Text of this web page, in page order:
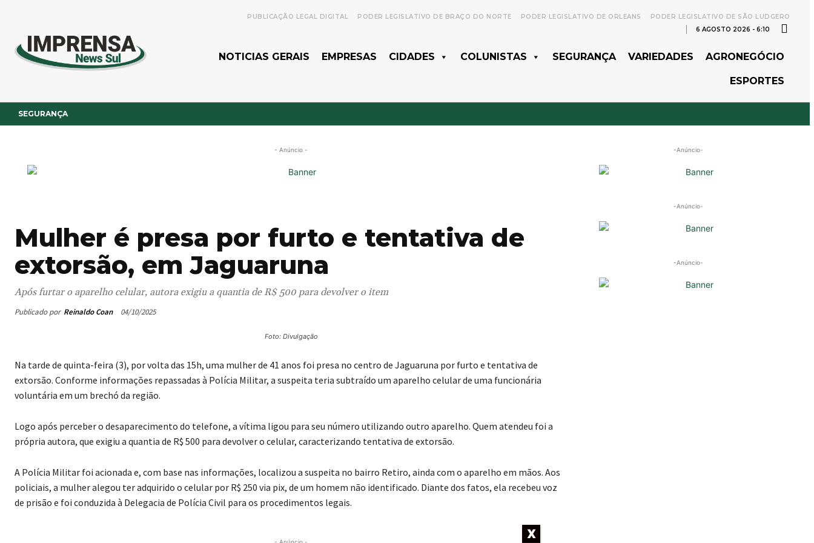
PUBLICAÇÃO LEGAL DIGITAL PODER LEGISLATIVO DE BRAÇO DO NORTE PODER LEGISLATIVO DE ORLEANS
PODER LEGISLATIVO DE SÃO LUDGERO
6 AGOSTO 2026 - 6:10
NOTICIAS GERAIS EMPRESAS CIDADES COLUNISTAS SEGURANÇA VARIEDADES AGRONEGÓCIO
ESPORTES
SEGURANÇA
- Anúncio -
Mulher é presa por furto e tentativa de
extorsão, em Jaguaruna
Após furtar o aparelho celular, autora exigiu a quantia de R$ 500 para devolver o item
Publicado por Reinaldo Coan 04/10/2025
Foto: Divulgação
Na tarde de quinta-feira (3), por volta das 15h, uma mulher de 41 anos foi presa no centro de Jaguaruna por furto e tentativa de
extorsão. Conforme informações repassadas à Polícia Militar, a suspeita teria subtraído um aparelho celular de uma funcionária
voluntária em um brechó da região.
Logo após perceber o desaparecimento do telefone, a vítima ligou para seu número utilizando outro aparelho. Quem atendeu foi a
própria autora, que exigiu a quantia de R$ 500 para devolver o celular, caracterizando tentativa de extorsão.
A Polícia Militar foi acionada e, com base nas informações, localizou a suspeita no bairro Retiro, ainda com o aparelho em mãos. Aos
policiais, a mulher alegou ter adquirido o celular por R$ 250 via pix, de um homem não identificado. Diante dos fatos, ela recebeu voz
de prisão e foi conduzida à Delegacia de Polícia Civil para os procedimentos legais.
-Anúncio-
-Anúncio-
-Anúncio-
X